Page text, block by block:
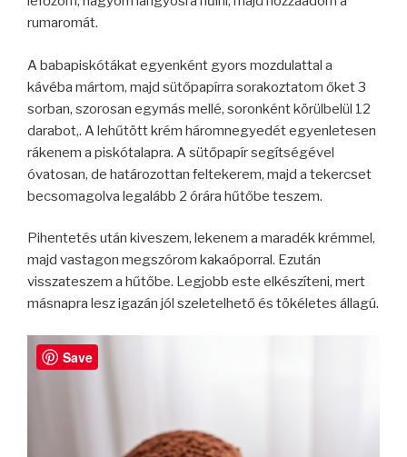
rumaromát.
A babapiskótákat egyenként gyors mozdulattal a
kávéba mártom, majd sütőpapírra sorakoztatom őket 3
sorban, szorosan egymás mellé, soronként körülbelül 12
darabot,. A lehűtött krém háromnegyedét egyenletesen
rákenem a piskótalapra. A sütőpapír segítségével
óvatosan, de határozottan feltekerem, majd a tekercset
becsomagolva legalább 2 órára hűtőbe teszem.
Pihentetés után kiveszem, lekenem a maradék krémmel,
majd vastagon megszórom kakaóporral. Ezután
visszateszem a hűtőbe. Legjobb este elkészíteni, mert
másnapra lesz igazán jól szeletelhető és tökéletes állagú.
Save